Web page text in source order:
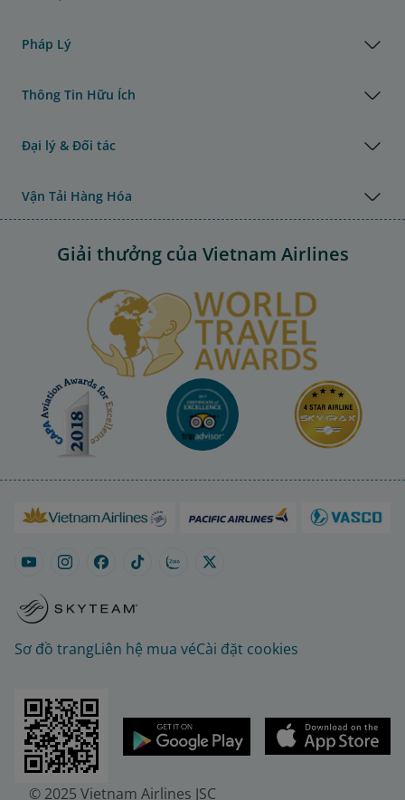
Pháp Lý
Thông Tin Hữu Ích
Đại lý & Đối tác
Vận Tải Hàng Hóa
Giải thưởng của Vietnam Airlines
Sơ đồ trangLiên hệ mua véCài đặt cookies
© 2025 Vietnam Airlines JSC